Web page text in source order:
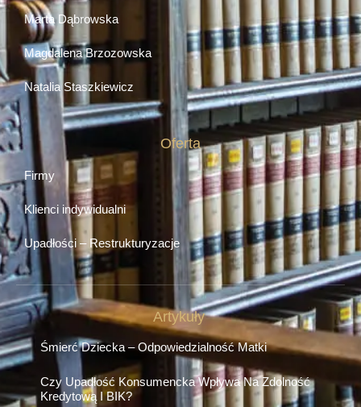
Marta Dąbrowska
Magdalena Brzozowska
Natalia Staszkiewicz
Oferta
Firmy
Klienci indywidualni
Upadłości – Restrukturyzacje
Artykuły
Śmierć Dziecka – Odpowiedzialność Matki
Czy Upadłość Konsumencka Wpływa Na Zdolność
Kredytową I BIK?